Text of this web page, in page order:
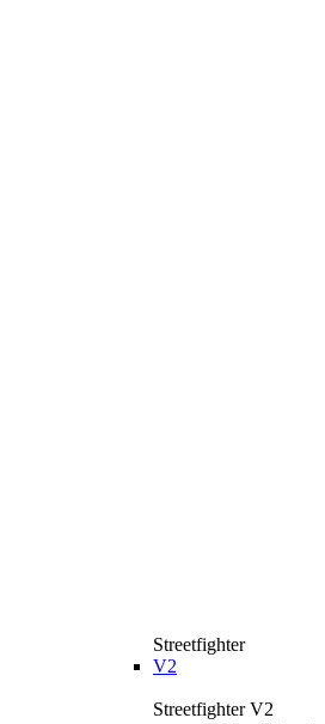
Streetfighter
V2
Streetfighter V2